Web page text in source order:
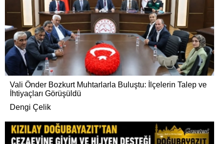
Vali Önder Bozkurt Muhtarlarla Buluştu: İlçelerin Talep ve
İhtiyaçları Görüşüldü
Dengi Çelik